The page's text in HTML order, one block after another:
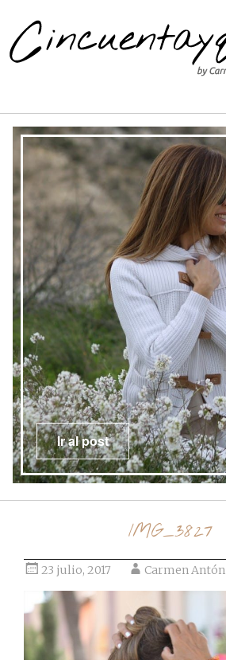
Ir al post
IMG_3827
23 julio, 2017 Carmen Antón